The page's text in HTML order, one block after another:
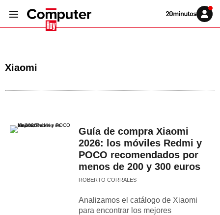
Volver
Iniciar
sesión
Xiaomi
Guía de compra Xiaomi
2026: los móviles Redmi y
POCO recomendados por
menos de 200 y 300 euros
ROBERTO CORRALES
Analizamos el catálogo de Xiaomi
para encontrar los mejores